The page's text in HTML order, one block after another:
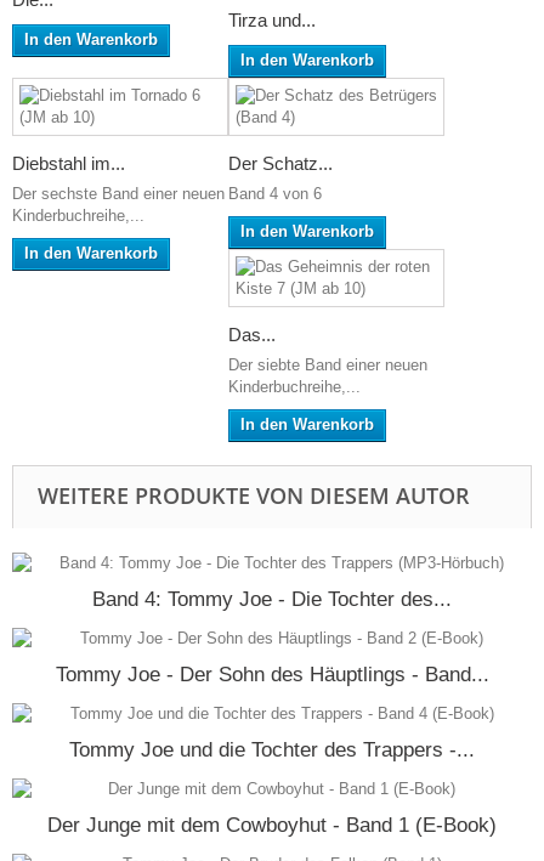
In den Warenkorb
Tirza und...
In den Warenkorb
Diebstahl im...
Der sechste Band einer neuen
Kinderbuchreihe,...
In den Warenkorb
Der Schatz...
Band 4 von 6
In den Warenkorb
Das...
Der siebte Band einer neuen
Kinderbuchreihe,...
In den Warenkorb
WEITERE PRODUKTE VON DIESEM AUTOR
Band 4: Tommy Joe - Die Tochter des...
Tommy Joe - Der Sohn des Häuptlings - Band...
Tommy Joe und die Tochter des Trappers -...
Der Junge mit dem Cowboyhut - Band 1 (E-Book)